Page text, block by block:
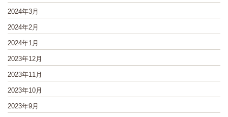
2024年3月
2024年2月
2024年1月
2023年12月
2023年11月
2023年10月
2023年9月